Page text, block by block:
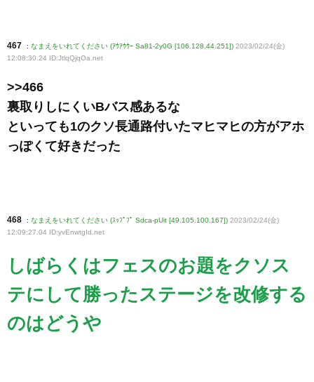
467 : なまえをいれてください (ｱｳｱｳｳｰ Sa81-2y0G [106.128.44.251]) 2023/02/24(金)
12:08:30.24 ID:JtlqQjqOa .net
>>466
裏取りしにくいBバス感あるな
といっても1のクソ長通路付いたマヒマヒの方がアホ
っぽくて好きだった
468 : なまえをいれてください (ｽｯﾌﾟﾌﾟ Sdca-pUit [49.105.100.167]) 2023/02/24(金)
12:09:27.04 ID:yvEnwtgId .net
しばらくはフェスのお題をクソス
テにして勝ったステージを改修する
のはどうや